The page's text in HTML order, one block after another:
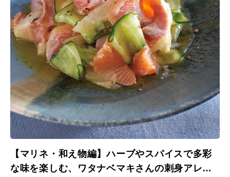
【マリネ・和え物編】ハーブやスパイスで多彩
な味を楽しむ、ワタナベマキさんの刺身アレン